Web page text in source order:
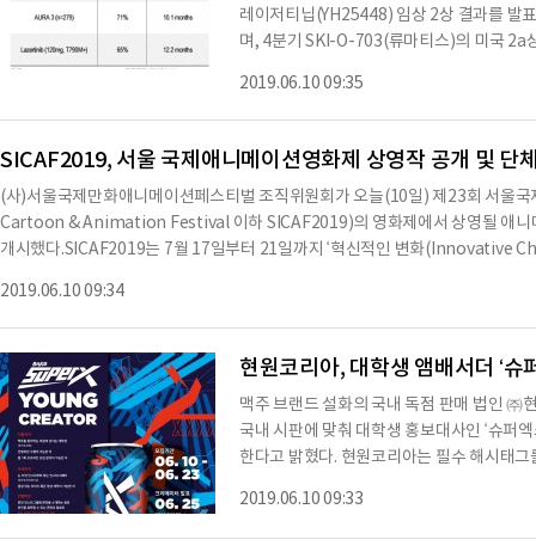
레이저티닙(YH25448) 임상 2상 결과를 발
며, 4분기 SKI-O-703(류마티스)의 미국 2a
세포폐암 치료제 레이저티닙(EGFR 저해
서 유한양행에 기술수출 후 다시 지난해 11
조원 규모로 기술
2019.06.10 09:35
SICAF2019, 서울 국제애니메이션영화제 상영작 공개 및 단
(사)서울국제만화애니메이션페스티벌 조직위원회가 오늘(10일) 제23회 서
Cartoon & Animation Festival 이하 SICAF2019)의 영화제에서 상영될 애니
개시했다.SICAF2019는 7월 17일부터 21일까지 ‘혁신적인 변화(Innovative
된다.SICAF2019의 영화제는 아시아, 유럽 남미, 북미, 중동 등 세계 각 대륙에
2019.06.10 09:34
현원코리아, 대학생 앰배서더 ‘슈
맥주 브랜드 설화의 국내 독점 판매 법인 ㈜
국내 시판에 맞춰 대학생 홍보대사인 ‘슈
한다고 밝혔다. 현원코리아는 필수 해시태
신청서 작성 후 개인 인스타그램 계정에 본
하는 선발 미션으로 진행된다. 평소 SNS 활
2019.06.10 09:33